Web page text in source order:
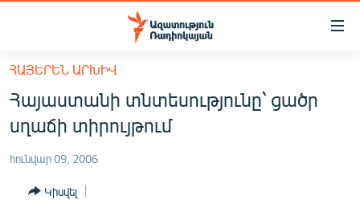
Մատչելիության
հիմնական
բովանդակությանը
հիմնական
մենյուին
ՀԱՅԱՍՏԱՆ
ՔԱՂԱՔԱԿԱՆ
ԸՆՏՐՈՒԹՅՈՒՆՆԵՐ 2026
ԻՐԱՎՈՒՆՔ
ՀԱՅԵՐԵՆ ԱՐԽԻՎ
Հայաստանի տնտեսությունը՝ ցածր
սղաճի տիրույթում
հունվար 09, 2006
Կիսվել